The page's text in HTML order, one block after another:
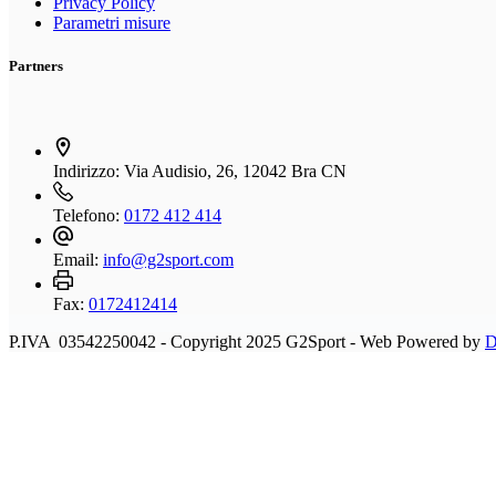
Parametri misure
Partners
Indirizzo: Via Audisio, 26, 12042 Bra CN
Telefono: 0172 412 414
Email: info@g2sport.com
Fax: 0172412414
P.IVA 03542250042 - Copyright 2025 G2Sport - Web Powered by